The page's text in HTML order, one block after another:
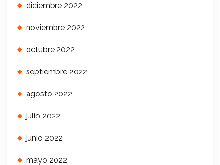
diciembre 2022
noviembre 2022
octubre 2022
septiembre 2022
agosto 2022
julio 2022
junio 2022
mayo 2022